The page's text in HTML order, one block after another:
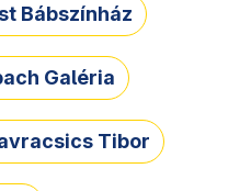
Bábszínház
Galéria
Tibor